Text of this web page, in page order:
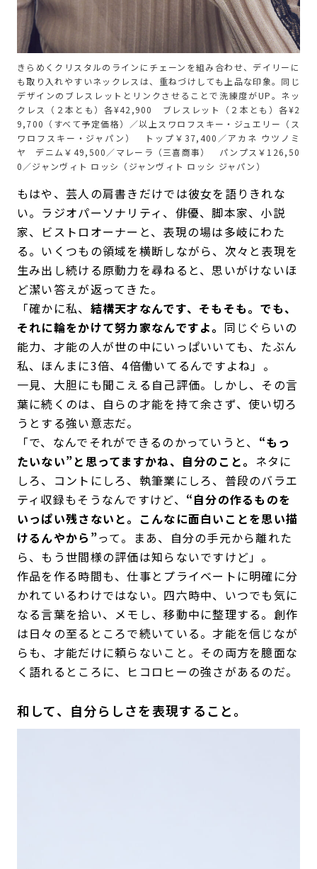
きらめくクリスタルのラインにチェーンを組み合わせ、デイリーに
も取り入れやすいネックレスは、重ねづけしても上品な印象。同じ
デザインのブレスレットとリンクさせることで洗練度がUP。ネッ
クレス（２本とも）各¥42,900 ブレスレット（２本とも）各¥2
9,700（すべて予定価格）／以上スワロフスキー・ジュエリー（ス
ワロフスキー・ジャパン） トップ￥37,400／アカネ ウツノミ
ヤ デニム￥49,500／マレーラ（三喜商事） パンプス￥126,50
0／ジャンヴィト ロッシ（ジャンヴィト ロッシ ジャパン）
もはや、芸人の肩書きだけでは彼女を語りきれな
い。ラジオパーソナリティ、俳優、脚本家、小説
家、ビストロオーナーと、表現の場は多岐にわた
る。いくつもの領域を横断しながら、次々と表現を
生み出し続ける原動力を尋ねると、思いがけないほ
ど潔い答えが返ってきた。
「確かに私、 結構天才なんです、そもそも。でも、
それに輪をかけて努力家なんですよ。 同じぐらいの
能力、才能の人が世の中にいっぱいいても、たぶん
私、ほんまに3倍、4倍働いてるんですよね」。
一見、大胆にも聞こえる自己評価。しかし、その言
葉に続くのは、自らの才能を持て余さず、使い切ろ
うとする強い意志だ。
「で、なんでそれができるのかっていうと、 “もっ
たいない”と思ってますかね、自分のこと。 ネタに
しろ、コントにしろ、執筆業にしろ、普段のバラエ
ティ収録もそうなんですけど、 “自分の作るものを
いっぱい残さないと。こんなに面白いことを思い描
けるんやから”って。まあ、自分の手元から離れた
ら、もう世間様の評価は知らないですけど」。
作品を作る時間も、仕事とプライベートに明確に分
かれているわけではない。四六時中、いつでも気に
なる言葉を拾い、メモし、移動中に整理する。創作
は日々の至るところで続いている。才能を信じなが
らも、才能だけに頼らないこと。その両方を臆面な
く語れるところに、ヒコロヒーの強さがあるのだ。
和して、自分らしさを表現すること。